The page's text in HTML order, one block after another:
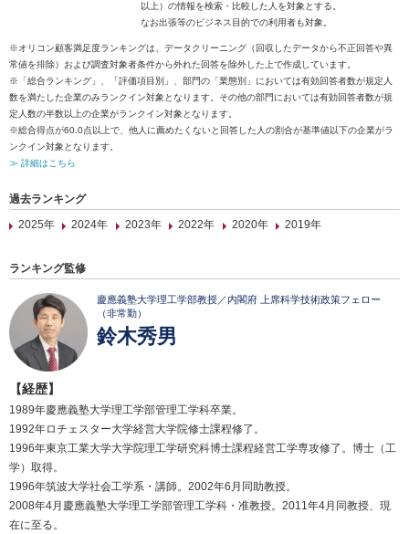
以上）の情報を検索・比較した人を対象とする。
なお出張等のビジネス目的での利用者も対象。
※オリコン顧客満足度ランキングは、データクリーニング（回収したデータから不正回答や異
常値を排除）および調査対象者条件から外れた回答を除外した上で作成しています。
※「総合ランキング」、「評価項目別」、部門の「業態別」においては有効回答者数が規定人
数を満たした企業のみランクイン対象となります。その他の部門においては有効回答者数が規
定人数の半数以上の企業がランクイン対象となります。
※総合得点が60.0点以上で、他人に薦めたくないと回答した人の割合が基準値以下の企業がラ
ンクイン対象となります。
≫ 詳細はこちら
過去ランキング
2025年
2024年 2023年 2022年 2020年 2019年
ランキング監修
慶應義塾大学理工学部教授／内閣府 上席科学技術政策フェロー
（非常勤）
鈴木秀男
【経歴】
1989年慶應義塾大学理工学部管理工学科卒業。
1992年ロチェスター大学経営大学院修士課程修了。
1996年東京工業大学大学院理工学研究科博士課程経営工学専攻修了。博士（工
学）取得。
1996年筑波大学社会工学系・講師。2002年6月同助教授。
2008年4月慶應義塾大学理工学部管理工学科・准教授。2011年4月同教授、現
在に至る。